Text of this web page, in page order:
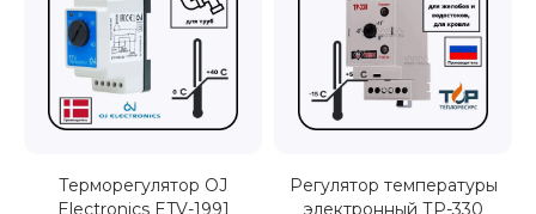
Терморегулятор OJ
Electronics ETV-1991
Регулятор температуры
электронный ТР-330